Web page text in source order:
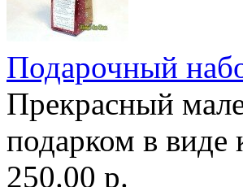
Подарочный
Прекрасный
подарком в виде
250.00 р.